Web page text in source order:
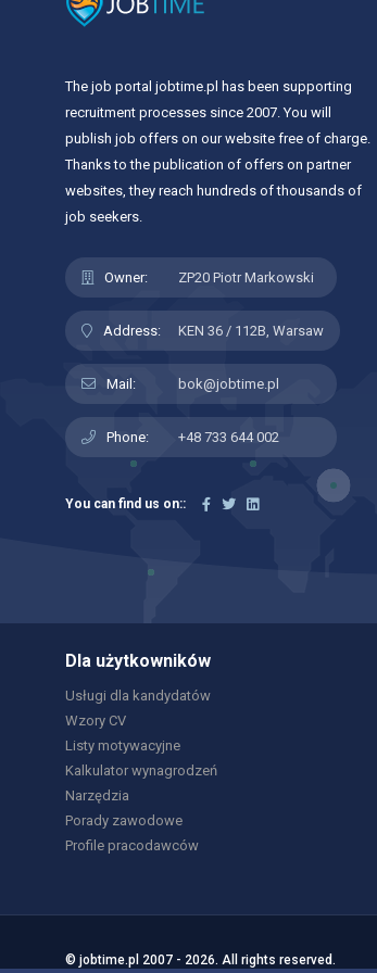
The job portal jobtime.pl has been supporting
recruitment processes since 2007. You will
publish job offers on our website free of charge.
Thanks to the publication of offers on partner
websites, they reach hundreds of thousands of
job seekers.
Owner: ZP20 Piotr Markowski
Address: KEN 36 / 112B, Warsaw
Mail: bok@jobtime.pl
Phone: +48 733 644 002
You can find us on::
Dla użytkowników
Usługi dla kandydatów
Wzory CV
Listy motywacyjne
Kalkulator wynagrodzeń
Narzędzia
Porady zawodowe
Profile pracodawców
© jobtime.pl 2007 - 2026. All rights reserved.